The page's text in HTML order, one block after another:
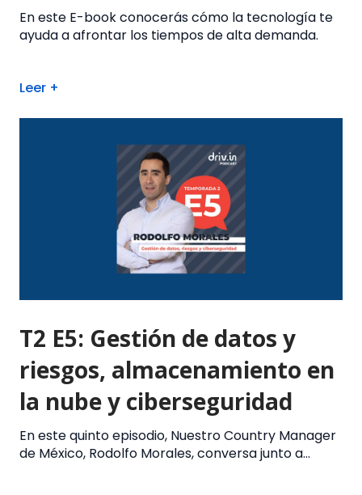
En este E-book conocerás cómo la tecnología te
ayuda a afrontar los tiempos de alta demanda.
Leer +
T2 E5: Gestión de datos y
riesgos, almacenamiento en
la nube y ciberseguridad
En este quinto episodio, Nuestro Country Manager
de México, Rodolfo Morales, conversa junto a...